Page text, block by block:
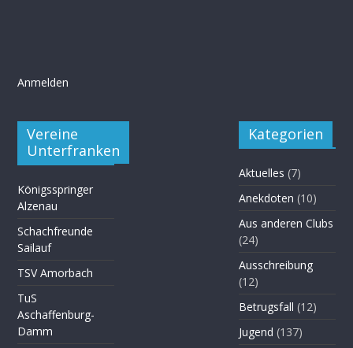
Anmelden
Vereine
Unterfranken
Königsspringer
Alzenau
Schachfreunde
Sailauf
TSV Amorbach
TuS
Aschaffenburg-
Damm
Kategorien
Aktuelles (7)
Anekdoten (10)
Aus anderen Clubs
(24)
Ausschreibung
(12)
Betrugsfall (12)
Jugend (137)